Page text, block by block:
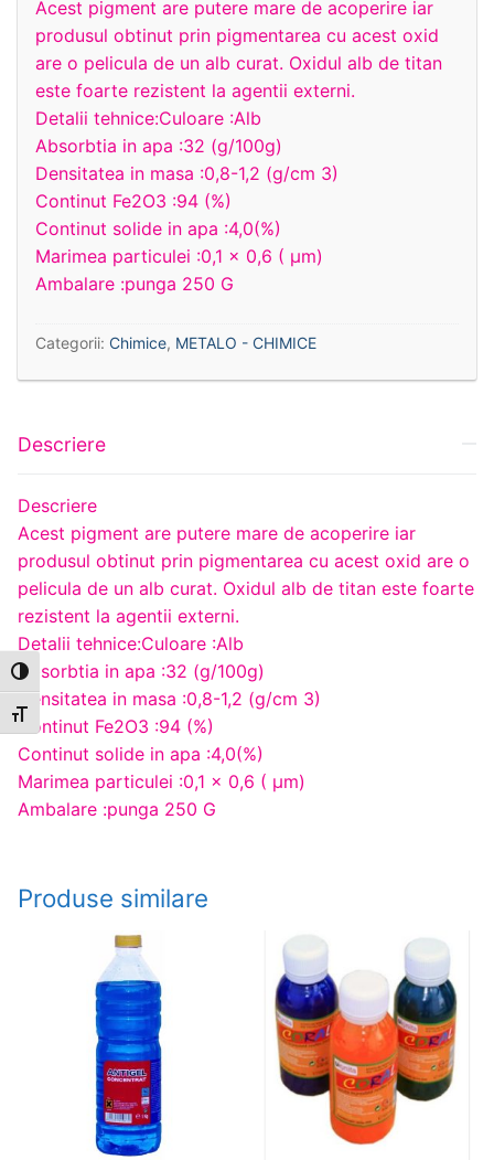
Toggle High Contrast
Toggle Font size
Acest pigment are putere mare de acoperire iar
produsul obtinut prin pigmentarea cu acest oxid
are o pelicula de un alb curat. Oxidul alb de titan
este foarte rezistent la agentii externi.
Detalii tehnice:Culoare :Alb
Absorbtia in apa :32 (g/100g)
Densitatea in masa :0,8-1,2 (g/cm 3)
Continut Fe2O3 :94 (%)
Continut solide in apa :4,0(%)
Marimea particulei :0,1 x 0,6 ( μm)
Ambalare :punga 250 G
Categorii: Chimice, METALO - CHIMICE
Descriere
Descriere
Acest pigment are putere mare de acoperire iar
produsul obtinut prin pigmentarea cu acest oxid are o
pelicula de un alb curat. Oxidul alb de titan este foarte
rezistent la agentii externi.
Detalii tehnice:Culoare :Alb
Absorbtia in apa :32 (g/100g)
Densitatea in masa :0,8-1,2 (g/cm 3)
Continut Fe2O3 :94 (%)
Continut solide in apa :4,0(%)
Marimea particulei :0,1 x 0,6 ( μm)
Ambalare :punga 250 G
Produse similare